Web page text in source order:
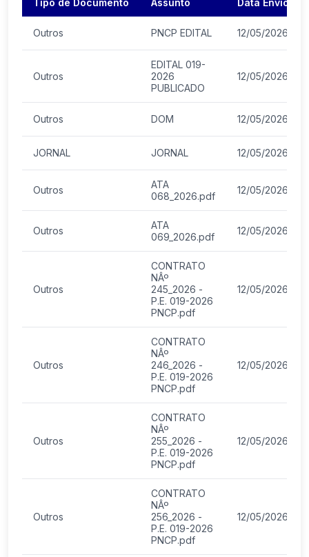
Tipo de Documento Assunto Data Envio
Outros PNCP EDITAL 12/05/2026
Outros
EDITAL 019-
2026
PUBLICADO
12/05/2026
Outros DOM 12/05/2026
JORNAL JORNAL 12/05/2026
Outros
ATA
068_2026.pdf
12/05/2026
Outros
ATA
069_2026.pdf
12/05/2026
Outros
CONTRATO
NÂº
245_2026 -
P.E. 019-2026
PNCP.pdf
12/05/2026
Outros
CONTRATO
NÂº
246_2026 -
P.E. 019-2026
PNCP.pdf
12/05/2026
Outros
CONTRATO
NÂº
255_2026 -
P.E. 019-2026
PNCP.pdf
12/05/2026
Outros
CONTRATO
NÂº
256_2026 -
P.E. 019-2026
PNCP.pdf
12/05/2026